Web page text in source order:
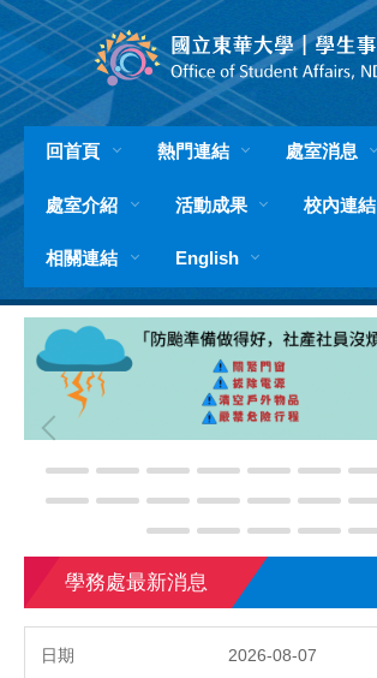
跳
到
主
要
內
容
區
回首頁 熱門連結 處室消息
處室介紹 活動成果 校內連結
相關連結 English
學務處最新消息
2026-08-07